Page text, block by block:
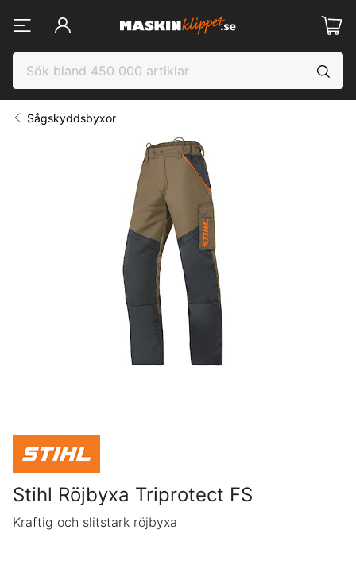
Sågskyddsbyxor
Stihl Röjbyxa Triprotect FS
Kraftig och slitstark röjbyxa